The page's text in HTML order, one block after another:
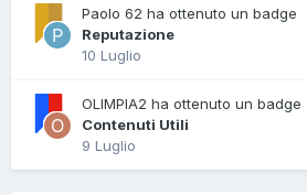
Paolo 62 ha ottenuto un badge
Reputazione
10 Luglio
OLIMPIA2 ha ottenuto un badge
Contenuti Utili
9 Luglio